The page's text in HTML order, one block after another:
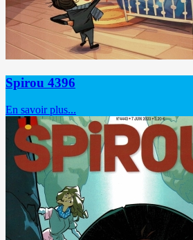
Spirou 4396
En savoir plus...